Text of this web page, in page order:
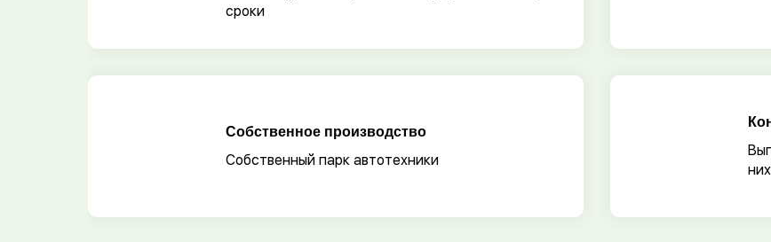
сроки
Собственное производство
Собственный парк автотехники
них